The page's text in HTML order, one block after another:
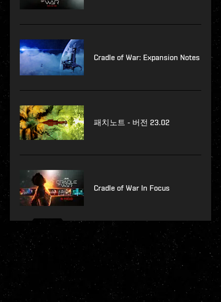
Cradle of War: Expansion Notes
패치노트 - 버전 23.02
Cradle of War In Focus